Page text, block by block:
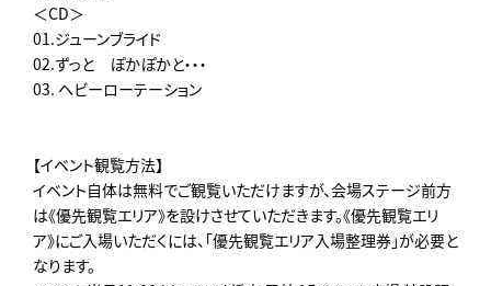
＜CD＞
01.ジューンブライド
02.ずっと ぽかぽかと・・・
03. ヘビーローテーション
【イベント観覧方法】
イベント自体は無料でご観覧いただけますが、会場ステージ前方
は《優先観覧エリア》を設けさせていただきます。《優先観覧エリ
ア》にご入場いただくには、「優先観覧エリア入場整理券」が必要と
なります。